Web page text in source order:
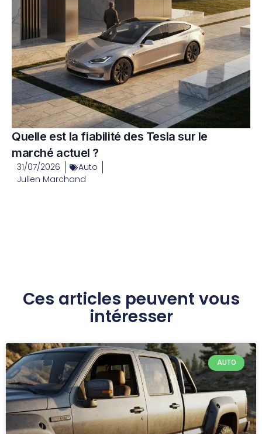
Quelle est la fiabilité des Tesla sur le
marché actuel ?
31/07/2026
Auto
Julien Marchand
Ces articles peuvent vous
intéresser
AUTO